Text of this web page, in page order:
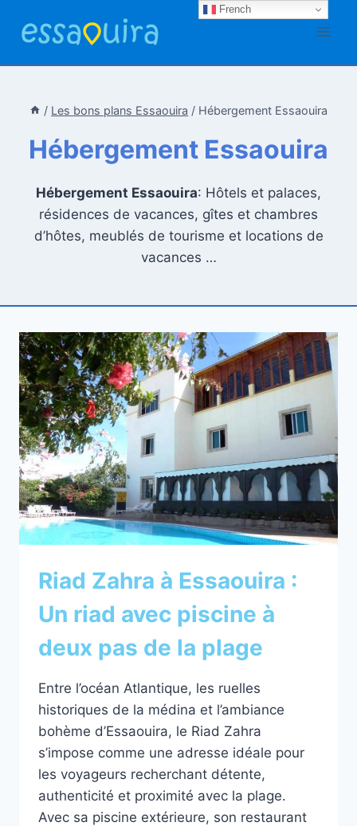
/ Les bons plans Essaouira / Hébergement Essaouira
Hébergement Essaouira
Hébergement Essaouira: Hôtels et palaces,
résidences de vacances, gîtes et chambres
d’hôtes, meublés de tourisme et locations de
vacances …
Riad Zahra à Essaouira :
Un riad avec piscine à
deux pas de la plage
Entre l’océan Atlantique, les ruelles
historiques de la médina et l’ambiance
bohème d’Essaouira, le Riad Zahra
s’impose comme une adresse idéale pour
les voyageurs recherchant détente,
authenticité et proximité avec la plage.
Avec sa piscine extérieure, son restaurant
French